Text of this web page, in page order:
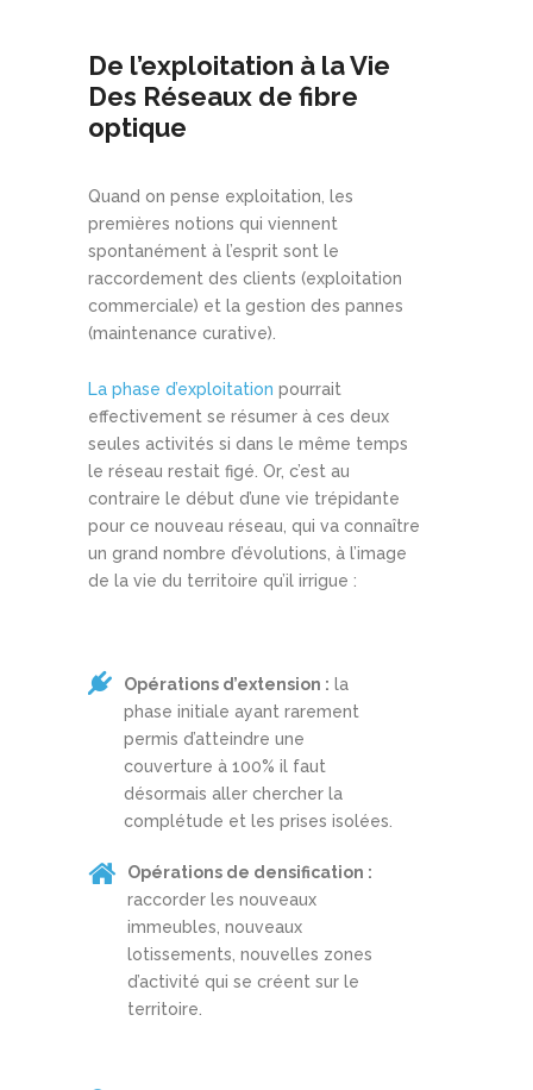
De l’exploitation à la Vie
Des Réseaux de fibre
optique
Quand on pense exploitation, les
premières notions qui viennent
spontanément à l’esprit sont le
raccordement des clients (exploitation
commerciale) et la gestion des pannes
(maintenance curative).
La phase d’exploitation pourrait
effectivement se résumer à ces deux
seules activités si dans le même temps
le réseau restait figé. Or, c’est au
contraire le début d’une vie trépidante
pour ce nouveau réseau, qui va connaître
un grand nombre d’évolutions, à l’image
de la vie du territoire qu’il irrigue :
Opérations d’extension : la
phase initiale ayant rarement
permis d’atteindre une
couverture à 100% il faut
désormais aller chercher la
complétude et les prises isolées.
Opérations de densification :
raccorder les nouveaux
immeubles, nouveaux
lotissements, nouvelles zones
d’activité qui se créent sur le
territoire.